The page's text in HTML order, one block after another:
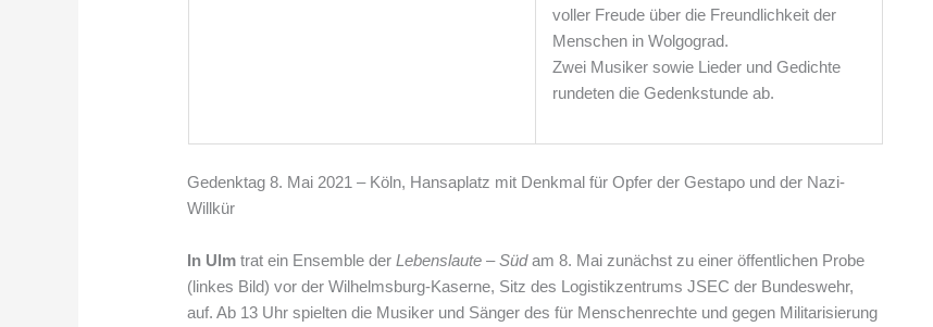
voller Freude über die Freundlichkeit der
Menschen in Wolgograd.
Zwei Musiker sowie Lieder und Gedichte
rundeten die Gedenkstunde ab.
Gedenktag 8. Mai 2021 – Köln, Hansaplatz mit Denkmal für Opfer der Gestapo und der Nazi-
Willkür
In Ulm trat ein Ensemble derLebenslaute – Südam 8. Mai zunächst zu einer öffentlichen Probe
(linkes Bild) vor der Wilhelmsburg-Kaserne, Sitz des Logistikzentrums JSEC der Bundeswehr,
auf. Ab 13 Uhr spielten die Musiker und Sänger des für Menschenrechte und gegen Militarisierung